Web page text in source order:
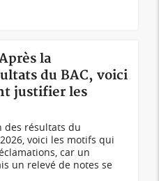
la
du BAC, voici
justifier les
des résultats du
voici les motifs qui
car un
un relevé de notes se